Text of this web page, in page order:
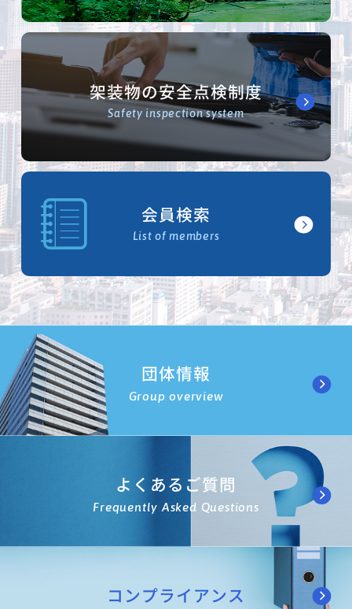
架装物の安全点検制度
Safety inspection system
会員検索
List of members
団体情報
Group overview
よくあるご質問
Frequently Asked Questions
コンプライアンス